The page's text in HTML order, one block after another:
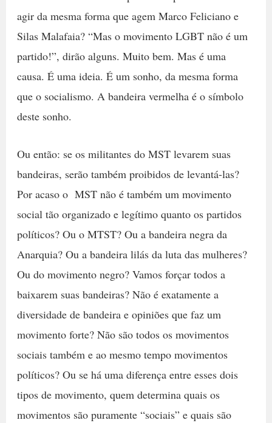
agir da mesma forma que agem Marco Feliciano e
Silas Malafaia? “Mas o movimento LGBT não é um
partido!”, dirão alguns. Muito bem. Mas é uma
causa. É uma ideia. É um sonho, da mesma forma
que o socialismo. A bandeira vermelha é o símbolo
deste sonho.
Ou então: se os militantes do MST levarem suas
bandeiras, serão também proibidos de levantá-las?
Por acaso o MST não é também um movimento
social tão organizado e legítimo quanto os partidos
políticos? Ou o MTST? Ou a bandeira negra da
Anarquia? Ou a bandeira lilás da luta das mulheres?
Ou do movimento negro? Vamos forçar todos a
baixarem suas bandeiras? Não é exatamente a
diversidade de bandeira e opiniões que faz um
movimento forte? Não são todos os movimentos
sociais também e ao mesmo tempo movimentos
políticos? Ou se há uma diferença entre esses dois
tipos de movimento, quem determina quais os
movimentos são puramente “sociais” e quais são